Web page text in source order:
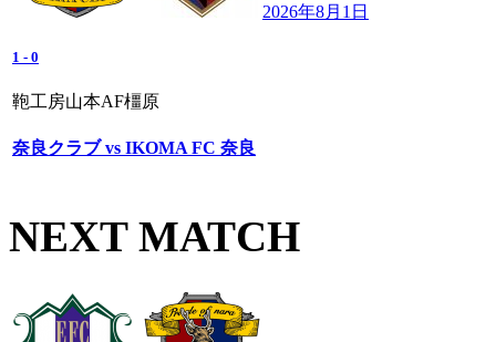
2026年8月1日
1 - 0
鞄工房山本AF橿原
奈良クラブ vs IKOMA FC 奈良
NEXT MATCH